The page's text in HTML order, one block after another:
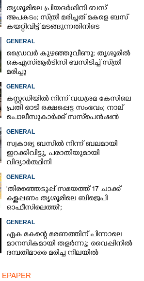
തൃശൂരിലെ പ്രിയദർശിനി ബസ്
അപകടം; സ്‌ത്രീ മരിച്ചത് മകളെ ബസ്
കയറ്റിവിട്ട് മടങ്ങുന്നതിനിടെ
GENERAL
ഡ്രൈവർ കുഴഞ്ഞുവീണു; തൃശൂരിൽ
കെഎസ്‌ആർടിസി ബസിടിച്ച് സ്‌ത്രീ
മരിച്ചു
GENERAL
കസ്റ്റഡിയിൽ നിന്ന് വധശ്രമ കേസിലെ
പ്രതി ഓടി രക്ഷപ്പെട്ട സംഭവം; നാല്
പൊലീസുകാർക്ക് സസ്‌പെൻഷൻ
GENERAL
സ്വകാര്യ ബസിൽ നിന്ന് ബലമായി
ഇറക്കിവിട്ടു, പരാതിയുമായി
വിദ്യാർത്ഥിനി
GENERAL
'തിരഞ്ഞെടുപ്പ് സമയത്ത് 17 ചാക്ക്
കള്ളപ്പണം തൃശൂരിലെ ബിജെപി
ഓഫീസിലെത്തി';
വെളിപ്പെടുത്തലുമായി മുൻ ഓഫീസ്
സെക്രട്ടറി
GENERAL
ഏക മകന്റെ മരണത്തിന് പിന്നാലെ
മാനസികമായി തളർന്നു; വൈപ്പിനിൽ
ദമ്പതിമാരെ മരിച്ച നിലയിൽ
EPAPER